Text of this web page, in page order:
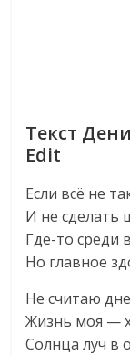
Текст
Edit
Если всё не
И не сделать
Где-то среди
Но главное
Не считаю
Жизнь моя —
Солнца луч в